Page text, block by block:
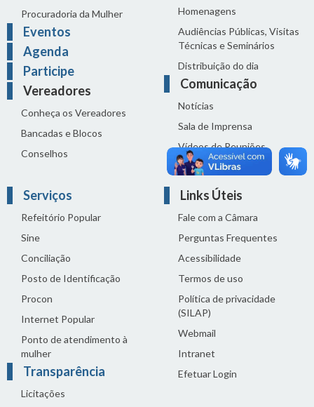
Procuradoria da Mulher
Eventos
Agenda
Participe
Vereadores
Conheça os Vereadores
Bancadas e Blocos
Conselhos
Homenagens
Audiências Públicas, Visitas
Técnicas e Seminários
Distribuição do dia
Comunicação
Notícias
Sala de Imprensa
Vídeos de Reuniões
Solenidades
Serviços
Refeitório Popular
Sine
Conciliação
Posto de Identificação
Procon
Internet Popular
Ponto de atendimento à
mulher
Transparência
Licitações
Links Úteis
Fale com a Câmara
Perguntas Frequentes
Acessibilidade
Termos de uso
Política de privacidade
(SILAP)
Webmail
Intranet
Efetuar Login